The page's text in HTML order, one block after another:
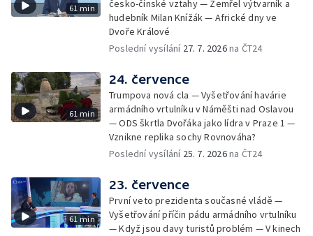
61 min
česko-čínské vztahy — Zemřel výtvarník a
hudebník Milan Knížák — Africké dny ve
Dvoře Králové
Poslední vysílání 27. 7. 2026na ČT24
61 min
24. července
Trumpova nová cla — Vyšetřování havárie
armádního vrtulníku v Náměšti nad Oslavou
— ODS škrtla Dvořáka jako lídra v Praze 1 —
Vznikne replika sochy Rovnováha?
Poslední vysílání 25. 7. 2026na ČT24
61 min
23. července
První veto prezidenta současné vládě —
Vyšetřování příčin pádu armádního vrtulníku
— Když jsou davy turistů problém — V kinech